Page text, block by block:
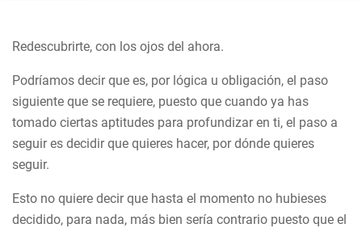
Redescubrirte, con los ojos del ahora.
Podríamos decir que es, por lógica u obligación, el paso
siguiente que se requiere, puesto que cuando ya has
tomado ciertas aptitudes para profundizar en ti, el paso a
seguir es decidir que quieres hacer, por dónde quieres
seguir.
Esto no quiere decir que hasta el momento no hubieses
decidido, para nada, más bien sería contrario puesto que el